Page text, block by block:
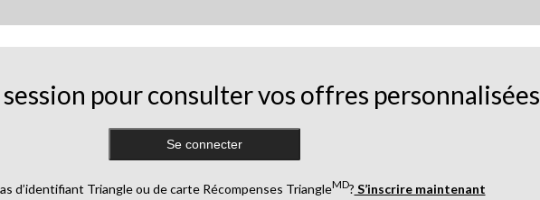
pour consulter vos offres personnalisées
Se connecter
d’identifiant Triangle ou de carte Récompenses TriangleMD? S’inscrire maintenant